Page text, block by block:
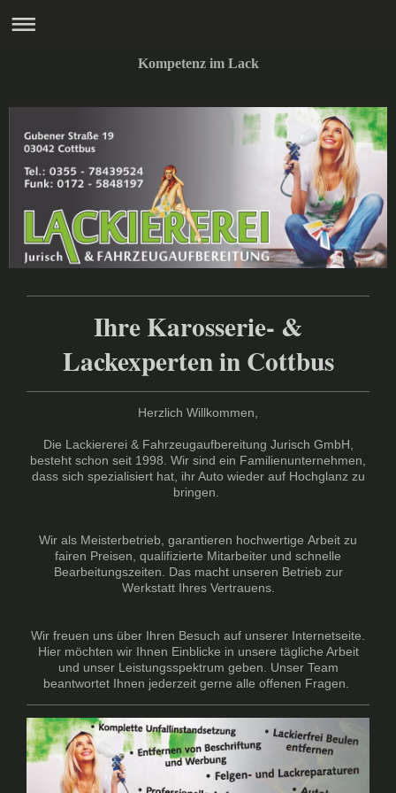
Kompetenz im Lack
Ihre Karosserie- &
Lackexperten in Cottbus
Herzlich Willkommen,
Die Lackiererei & Fahrzeugaufbereitung Jurisch GmbH,
besteht schon seit 1998. Wir sind ein Familienunternehmen,
dass sich spezialisiert hat, ihr Auto wieder auf Hochglanz zu
bringen.
Wir als Meisterbetrieb, garantieren hochwertige Arbeit zu
fairen Preisen, qualifizierte Mitarbeiter und schnelle
Bearbeitungszeiten. Das macht unseren Betrieb zur
Werkstatt Ihres Vertrauens.
Wir freuen uns über Ihren Besuch auf unserer Internetseite.
Hier möchten wir Ihnen Einblicke in unsere tägliche Arbeit
und unser Leistungsspektrum geben. Unser Team
beantwortet Ihnen jederzeit gerne alle offenen Fragen.